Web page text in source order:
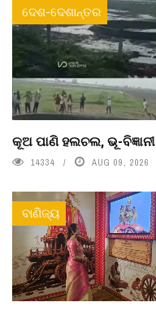
ଦେଶ-ଦେଶାନ୍ତର
କୂଅ ପାଣି ହଲଚଲ, ଭୂ-
14334 AUG 09, 2026
ବାଣିଜ୍ୟ